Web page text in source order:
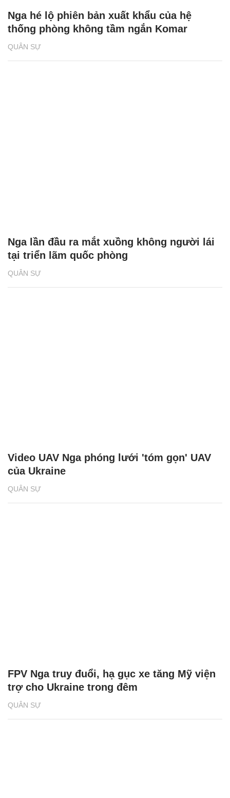
QUÂN SỰ
Nga hé lộ phiên bản xuất khẩu của hệ
thống phòng không tầm ngắn Komar
QUÂN SỰ
Nga lần đầu ra mắt xuồng không người lái
tại triển lãm quốc phòng
QUÂN SỰ
Video UAV Nga phóng lưới 'tóm gọn' UAV
của Ukraine
QUÂN SỰ
FPV Nga truy đuổi, hạ gục xe tăng Mỹ viện
trợ cho Ukraine trong đêm